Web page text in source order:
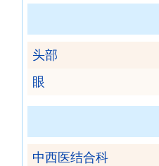
头部
眼
中西医结合科